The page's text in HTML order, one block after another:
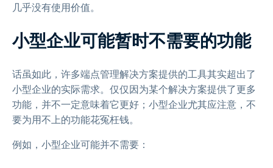
几乎没有使用价值。
小型企业可能暂时不需要的功能
话虽如此，许多端点管理解决方案提供的工具其实超出了
小型企业的实际需求。仅仅因为某个解决方案提供了更多
功能，并不一定意味着它更好；小型企业尤其应注意，不
要为用不上的功能花冤枉钱。
例如，小型企业可能并不需要：